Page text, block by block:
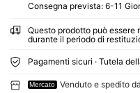
Consegna prevista: 6-11
Questo prodotto può essere
durante il periodo di
Pagamenti sicuri · Tutela
Mercato
Venduto e spedito